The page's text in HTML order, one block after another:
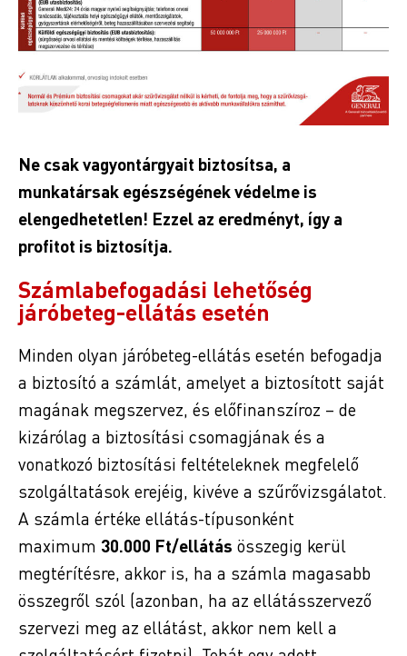
Ne csak vagyontárgyait biztosítsa, a
munkatársak egészségének védelme is
elengedhetetlen! Ezzel az eredményt, így a
profitot is biztosítja.
Számlabefogadási lehetőség
járóbeteg-ellátás esetén
Minden olyan járóbeteg-ellátás esetén befogadja
a biztosító a számlát, amelyet a biztosított saját
magának megszervez, és előfinanszíroz – de
kizárólag a biztosítási csomagjának és a
vonatkozó biztosítási feltételeknek megfelelő
szolgáltatások erejéig, kivéve a szűrővizsgálatot.
A számla értéke ellátás-típusonként
maximum 30.000 Ft/ellátás összegig kerül
megtérítésre, akkor is, ha a számla magasabb
összegről szól (azonban, ha az ellátásszervező
szervezi meg az ellátást, akkor nem kell a